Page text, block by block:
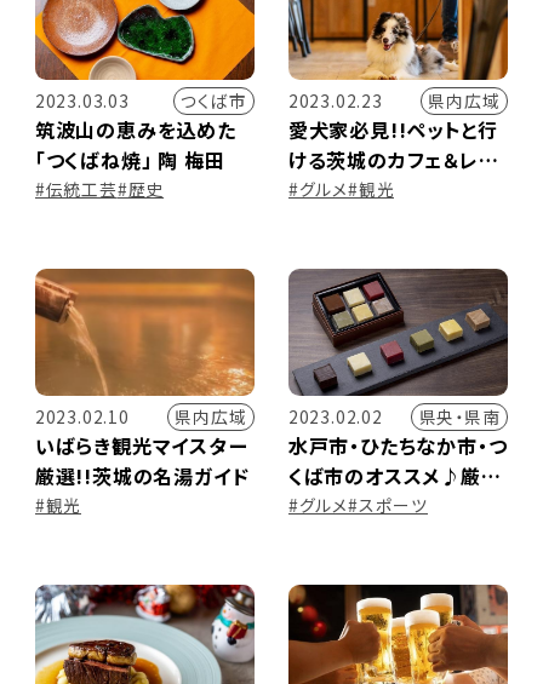
2023.03.03 つくば市
筑波山の恵みを込めた
「つくばね焼」 陶 梅田
#伝統工芸#歴史
2023.02.23 県内広域
愛犬家必見!!ペットと行
ける茨城のカフェ＆レス
トラン特集
#グルメ#観光
2023.02.10 県内広域
いばらき観光マイスター
厳選!!茨城の名湯ガイド
#観光
2023.02.02 県央・県南
水戸市・ひたちなか市・つ
くば市のオススメ♪厳選
チョコレート特集
#グルメ#スポーツ